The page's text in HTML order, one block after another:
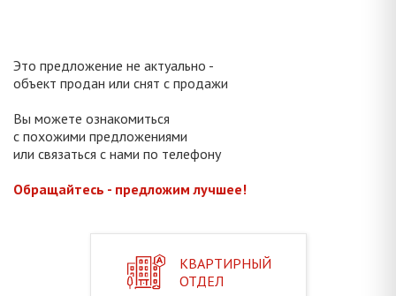
Это предложение не актуально -
объект продан или снят с продажи
Вы можете ознакомиться
с похожими предложениями
или связаться с нами по телефону
Обращайтесь - предложим лучшее!
КВАРТИРНЫЙ
ОТДЕЛ